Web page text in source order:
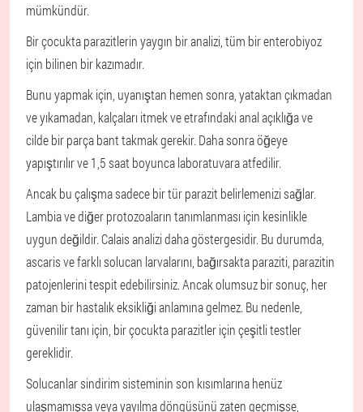
mümkündür.
Bir çocukta parazitlerin yaygın bir analizi, tüm bir enterobiyoz
için bilinen bir kazımadır.
Bunu yapmak için, uyanıştan hemen sonra, yataktan çıkmadan
ve yıkamadan, kalçaları itmek ve etrafındaki anal açıklığa ve
cilde bir parça bant takmak gerekir. Daha sonra öğeye
yapıştırılır ve 1,5 saat boyunca laboratuvara atfedilir.
Ancak bu çalışma sadece bir tür parazit belirlemenizi sağlar.
Lambia ve diğer protozoaların tanımlanması için kesinlikle
uygun değildir. Calais analizi daha göstergesidir. Bu durumda,
ascaris ve farklı solucan larvalarını, bağırsakta paraziti, parazitin
patojenlerini tespit edebilirsiniz. Ancak olumsuz bir sonuç, her
zaman bir hastalık eksikliği anlamına gelmez. Bu nedenle,
güvenilir tanı için, bir çocukta parazitler için çeşitli testler
gereklidir.
Solucanlar sindirim sisteminin son kısımlarına henüz
ulaşmamışsa veya yayılma döngüsünü zaten geçmişse,